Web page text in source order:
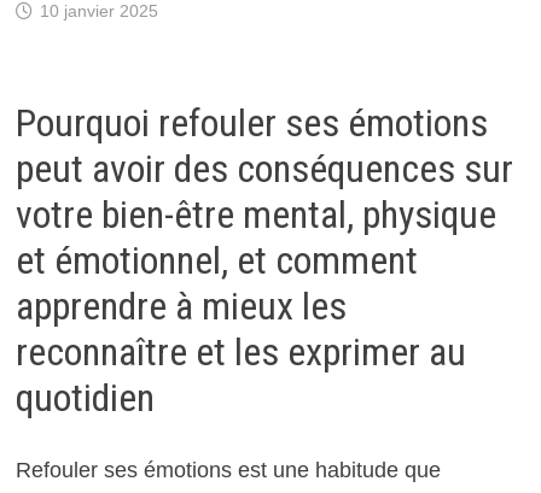
10 janvier 2025
Pourquoi refouler ses émotions
peut avoir des conséquences sur
votre bien-être mental, physique
et émotionnel, et comment
apprendre à mieux les
reconnaître et les exprimer au
quotidien
Refouler ses émotions est une habitude que